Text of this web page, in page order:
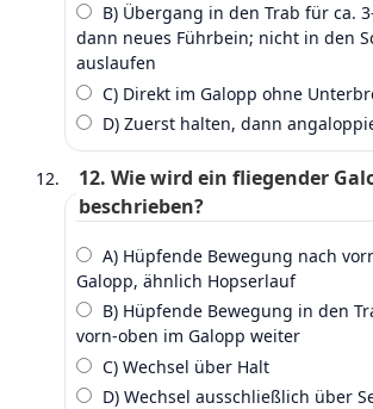
B) Übergang in den Trab für ca.
dann neues Führbein; nicht in den
auslaufen
C) Direkt im Galopp ohne
D) Zuerst halten, dann
12. Wie wird ein fliegender
beschrieben?
A) Hüpfende Bewegung nach
Galopp, ähnlich Hopserlauf
B) Hüpfende Bewegung in den
vorn‑oben im Galopp weiter
C) Wechsel über Halt
D) Wechsel ausschließlich über